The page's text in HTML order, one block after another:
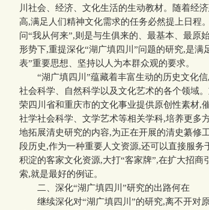
川社会、经济、文化生活的生动教材。随着经
高,满足人们精神文化需求的任务必然提上日程
问“我从何来”,则是与生俱来的、最基本、最原
形势下,重提深化“湖广填四川”问题的研究,是
表”重要思想、坚持以人为本群众观的要求。
“湖广填四川”蕴藏着丰富生动的历史文化信
社会科学、自然科学以及文化艺术的各个领域
荣四川省和重庆市的文化事业提供原创性素材,
社学社会科学、文学艺术等相关学科,培养更多
地拓展清史研究的内容,为正在开展的清史纂修
段历史,作为一种重要人文资源,还可以直接服
积淀的客家文化资源,大打“客家牌”,在扩大招
索,就是最好的例证。
二、深化“湖广填四川”研究的出路何在
继续深化对“湖广填四川”的研究,离不开对